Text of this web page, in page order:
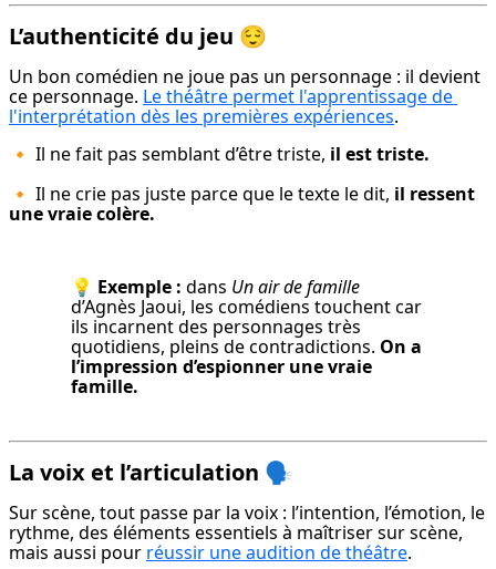
L’authenticité du jeu 😌
Un bon comédien ne joue pas un personnage : il devient
ce personnage. Le théâtre permet l'apprentissage de
l'interprétation dès les premières expériences.
🔸 Il ne fait pas semblant d’être triste, il est triste.
🔸 Il ne crie pas juste parce que le texte le dit, il ressent
une vraie colère.
💡 Exemple : dans Un air de famille
d’Agnès Jaoui, les comédiens touchent car
ils incarnent des personnages très
quotidiens, pleins de contradictions. On a
l’impression d’espionner une vraie
famille.
La voix et l’articulation 🗣️
Sur scène, tout passe par la voix : l’intention, l’émotion, le
rythme, des éléments essentiels à maîtriser sur scène,
mais aussi pour réussir une audition de théâtre.